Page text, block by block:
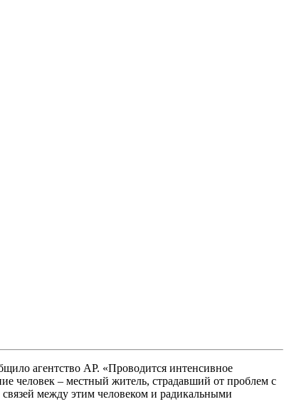
агентство АР. «Проводится интенсивное
человек – местный житель, страдавший от проблем с
между этим человеком и радикальными